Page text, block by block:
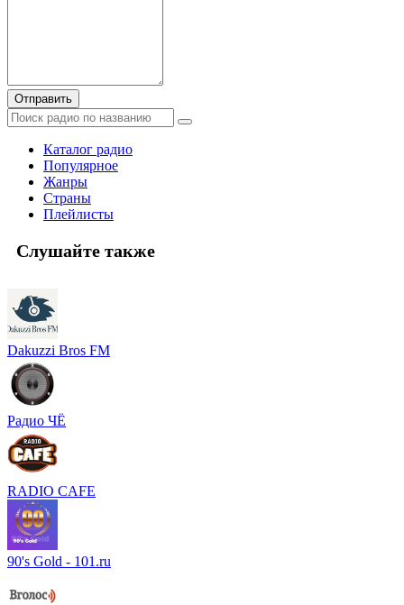
Отправить
Каталог радио
Популярное
Жанры
Страны
Плейлисты
Слушайте также
Dakuzzi Bros FM
Радио ЧЁ
RADIO CAFE
90's Gold - 101.ru